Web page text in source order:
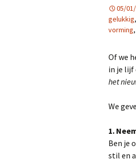
05/
gelukkig,
vorming,
Of we
in je lijf
het
We
1.
Ben je
stil en